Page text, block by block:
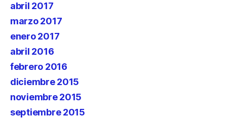
abril 2017
marzo 2017
enero 2017
abril 2016
febrero 2016
diciembre 2015
noviembre 2015
septiembre 2015